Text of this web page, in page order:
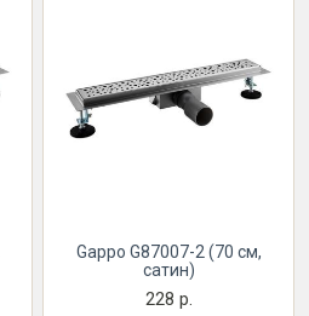
Gappo G87007-2 (70 см,
сатин)
228 р.